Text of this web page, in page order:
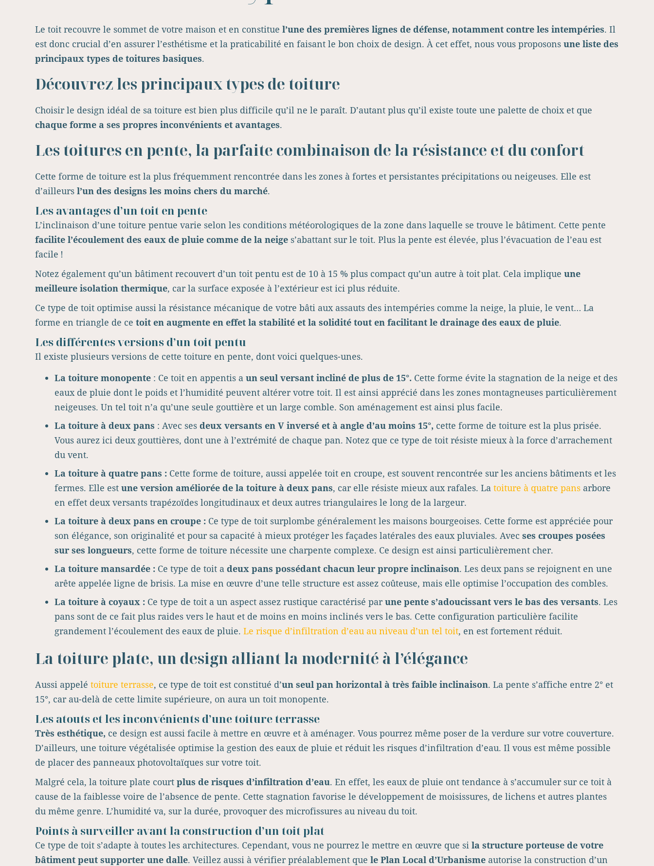
Le toit recouvre le sommet de votre maison et en constitue l’une des premières lignes de défense, notamment contre les intempéries. Il
est donc crucial d’en assurer l’esthétisme et la praticabilité en faisant le bon choix de design. À cet effet, nous vous proposons une liste des
principaux types de toitures basiques.
Découvrez les principaux types de toiture
Choisir le design idéal de sa toiture est bien plus difficile qu’il ne le paraît. D’autant plus qu’il existe toute une palette de choix et que
chaque forme a ses propres inconvénients et avantages.
Les toitures en pente, la parfaite combinaison de la résistance et du confort
Cette forme de toiture est la plus fréquemment rencontrée dans les zones à fortes et persistantes précipitations ou neigeuses. Elle est
d’ailleurs l’un des designs les moins chers du marché.
Les avantages d’un toit en pente
L’inclinaison d’une toiture pentue varie selon les conditions météorologiques de la zone dans laquelle se trouve le bâtiment. Cette pente
facilite l’écoulement des eaux de pluie comme de la neige s’abattant sur le toit. Plus la pente est élevée, plus l’évacuation de l’eau est
facile !
Notez également qu’un bâtiment recouvert d’un toit pentu est de 10 à 15 % plus compact qu’un autre à toit plat. Cela implique une
meilleure isolation thermique, car la surface exposée à l’extérieur est ici plus réduite.
Ce type de toit optimise aussi la résistance mécanique de votre bâti aux assauts des intempéries comme la neige, la pluie, le vent… La
forme en triangle de ce toit en augmente en effet la stabilité et la solidité tout en facilitant le drainage des eaux de pluie.
Les différentes versions d’un toit pentu
Il existe plusieurs versions de cette toiture en pente, dont voici quelques-unes.
La toiture monopente : Ce toit en appentis a un seul versant incliné de plus de 15°. Cette forme évite la stagnation de la neige et des
eaux de pluie dont le poids et l’humidité peuvent altérer votre toit. Il est ainsi apprécié dans les zones montagneuses particulièrement
neigeuses. Un tel toit n’a qu’une seule gouttière et un large comble. Son aménagement est ainsi plus facile.
La toiture à deux pans : Avec ses deux versants en V inversé et à angle d’au moins 15°, cette forme de toiture est la plus prisée.
Vous aurez ici deux gouttières, dont une à l’extrémité de chaque pan. Notez que ce type de toit résiste mieux à la force d’arrachement
du vent.
La toiture à quatre pans : Cette forme de toiture, aussi appelée toit en croupe, est souvent rencontrée sur les anciens bâtiments et les
fermes. Elle est une version améliorée de la toiture à deux pans, car elle résiste mieux aux rafales. La toiture à quatre pans arbore
en effet deux versants trapézoïdes longitudinaux et deux autres triangulaires le long de la largeur.
La toiture à deux pans en croupe : Ce type de toit surplombe généralement les maisons bourgeoises. Cette forme est appréciée pour
son élégance, son originalité et pour sa capacité à mieux protéger les façades latérales des eaux pluviales. Avec ses croupes posées
sur ses longueurs, cette forme de toiture nécessite une charpente complexe. Ce design est ainsi particulièrement cher.
La toiture mansardée : Ce type de toit a deux pans possédant chacun leur propre inclinaison. Les deux pans se rejoignent en une
arête appelée ligne de brisis. La mise en œuvre d’une telle structure est assez coûteuse, mais elle optimise l’occupation des combles.
La toiture à coyaux : Ce type de toit a un aspect assez rustique caractérisé parune pente s’adoucissant vers le bas des versants. Les
pans sont de ce fait plus raides vers le haut et de moins en moins inclinés vers le bas. Cette configuration particulière facilite
grandement l’écoulement des eaux de pluie. Le risque d’infiltration d’eau au niveau d’un tel toit, en est fortement réduit.
La toiture plate, un design alliant la modernité à l’élégance
Aussi appelé toiture terrasse, ce type de toit est constitué d’un seul pan horizontal à très faible inclinaison. La pente s’affiche entre 2° et
15°, car au-delà de cette limite supérieure, on aura un toit monopente.
Les atouts et les inconvénients d’une toiture terrasse
Très esthétique, ce design est aussi facile à mettre en œuvre et à aménager. Vous pourrez même poser de la verdure sur votre couverture.
D’ailleurs, une toiture végétalisée optimise la gestion des eaux de pluie et réduit les risques d’infiltration d’eau. Il vous est même possible
de placer des panneaux photovoltaïques sur votre toit.
Malgré cela, la toiture plate court plus de risques d’infiltration d’eau. En effet, les eaux de pluie ont tendance à s’accumuler sur ce toit à
cause de la faiblesse voire de l’absence de pente. Cette stagnation favorise le développement de moisissures, de lichens et autres plantes
du même genre. L’humidité va, sur la durée, provoquer des microfissures au niveau du toit.
Points à surveiller avant la construction d’un toit plat
Ce type de toit s’adapte à toutes les architectures. Cependant, vous ne pourrez le mettre en œuvre que si la structure porteuse de votre
bâtiment peut supporter une dalle. Veillez aussi à vérifier préalablement que le Plan Local d’Urbanisme autorise la construction d’un